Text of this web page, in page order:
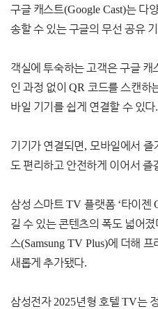
구글 캐스트(Google Cast)는 다
송할 수 있는 구글의 무선 공유
객실에 투숙하는 고객은 구글
인 과정 없이 QR 코드를 스캔하
바일 기기를 쉽게 연결할 수 있다.
기기가 연결되면, 모바일에서 즐
도 편리하고 안전하게 이어서 즐
삼성 스마트TV플랫폼 ‘타이젠
길 수 있는 콘텐츠의 폭도 넓어졌
스(Samsung TV Plus)에 더해 프
새롭게 추가됐다.
삼성전자2025년형 호텔 TV는